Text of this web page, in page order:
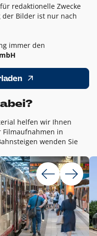
redaktionelle Zwecke
der Bilder ist nur nach
immer den
helfen wir Ihnen
Filmaufnahmen in
wenden Sie